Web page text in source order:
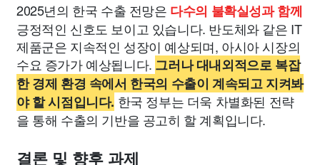
2025년의 한국 수출 전망은 다수의 불확실성과 함께
긍정적인 신호도 보이고 있습니다. 반도체와 같은 IT
제품군은 지속적인 성장이 예상되며, 아시아 시장의
수요 증가가 예상됩니다. 그러나 대내외적으로 복잡
한 경제 환경 속에서 한국의 수출이 계속되고 지켜봐
야 할 시점입니다. 한국 정부는 더욱 차별화된 전략
을 통해 수출의 기반을 공고히 할 계획입니다.
결론 및 향후 과제